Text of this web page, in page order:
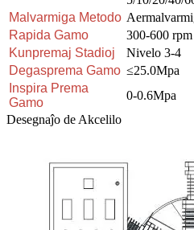
Malvarmiga Metodo
Rapida Gamo
300-600 rpm
Kunpremaj Stadioj
Nivelo 3-4
Degasprema Gamo ≤25.0Mpa
Inspira Prema
Gamo
0-0.6Mpa
Desegnaĵo de Akcelilo